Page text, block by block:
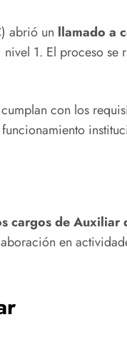
abrió un llamado a
1. El proceso
con los
cargos de Auxiliar
en